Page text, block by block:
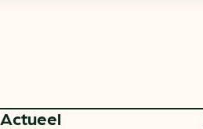
Actueel